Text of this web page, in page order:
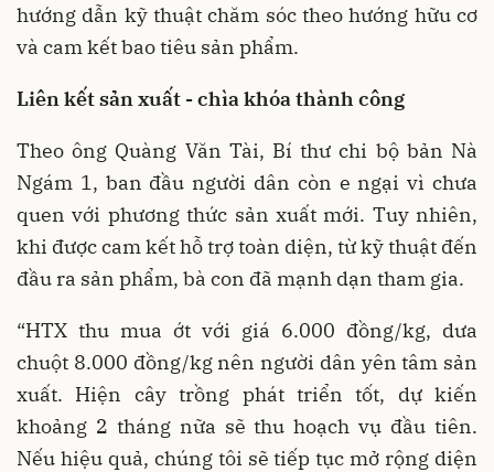
hướng dẫn kỹ thuật chăm sóc theo hướng hữu cơ
và cam kết bao tiêu sản phẩm.
Liên kết sản xuất - chìa khóa thành công
Theo ông Quàng Văn Tài, Bí thư chi bộ bản Nà
Ngám 1, ban đầu người dân còn e ngại vì chưa
quen với phương thức sản xuất mới. Tuy nhiên,
khi được cam kết hỗ trợ toàn diện, từ kỹ thuật đến
đầu ra sản phẩm, bà con đã mạnh dạn tham gia.
“HTX thu mua ớt với giá 6.000 đồng/kg, dưa
chuột 8.000 đồng/kg nên người dân yên tâm sản
xuất. Hiện cây trồng phát triển tốt, dự kiến
khoảng 2 tháng nữa sẽ thu hoạch vụ đầu tiên.
Nếu hiệu quả, chúng tôi sẽ tiếp tục mở rộng diện